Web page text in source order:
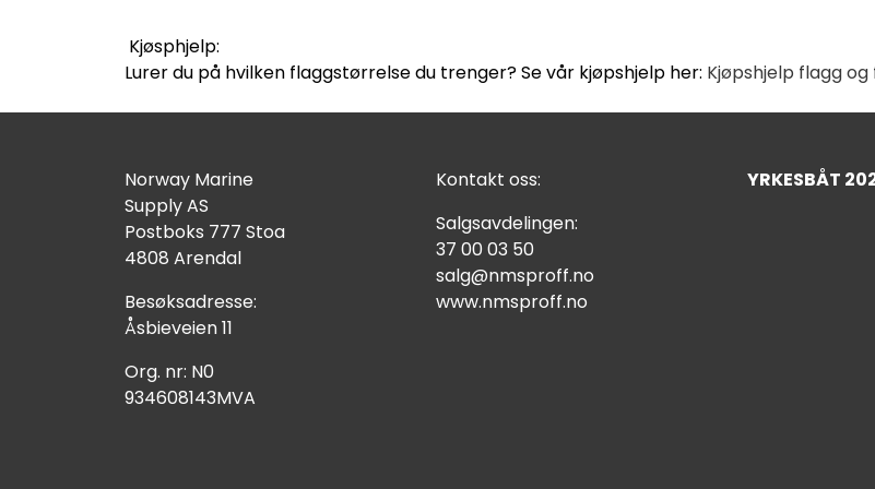
Kjøsphjelp:
Lurer du på hvilken flaggstørrelse du trenger? Se vår kjøpshjelp her: Kjøpshjelp flagg
Norway Marine
Supply AS
Postboks 777 Stoa
4808 Arendal
Besøksadresse:
Åsbieveien 11
Org. nr: N0
934608143MVA
Kontakt oss:
Salgsavdelingen:
37 00 03 50
salg@nmsproff.no
www.nmsproff.no
YRKESBÅT